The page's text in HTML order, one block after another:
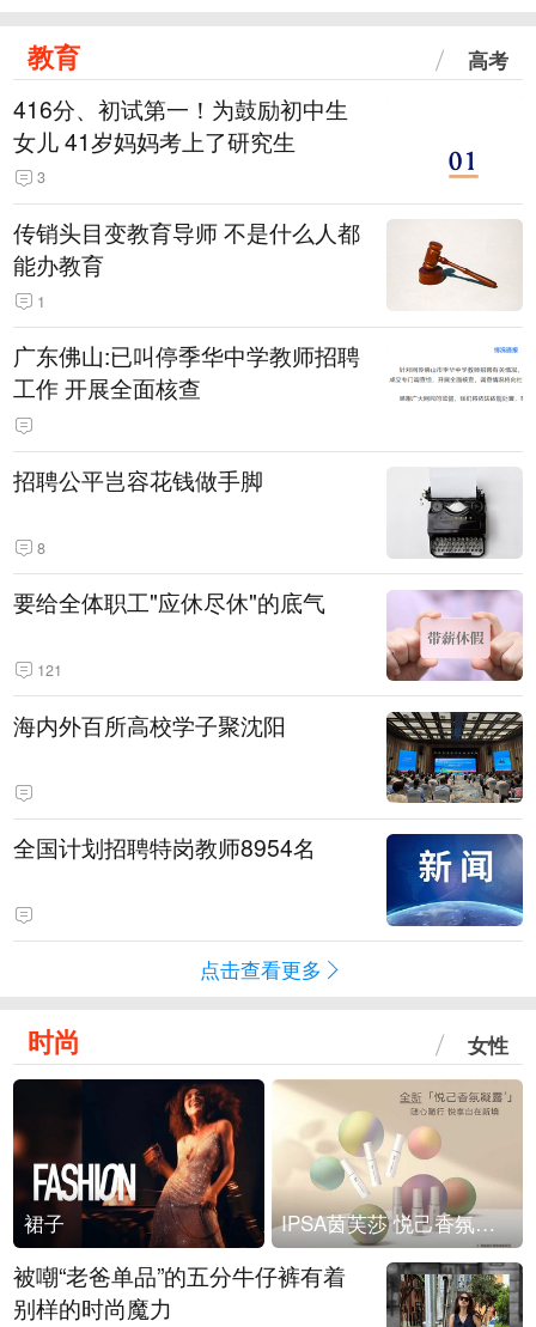
教育 高考
416分、初试第一！为鼓励初中生
女儿 41岁妈妈考上了研究生
3
传销头目变教育导师 不是什么人都
能办教育
1
广东佛山:已叫停季华中学教师招聘
工作 开展全面核查
招聘公平岂容花钱做手脚
8
要给全体职工"应休尽休"的底气
121
海内外百所高校学子聚沈阳
全国计划招聘特岗教师8954名
点击查看更多
时尚 女性
裙子 IPSA茵芙莎 悦己香氛凝露上市
被嘲“老爸单品”的五分牛仔裤有着
别样的时尚魔力